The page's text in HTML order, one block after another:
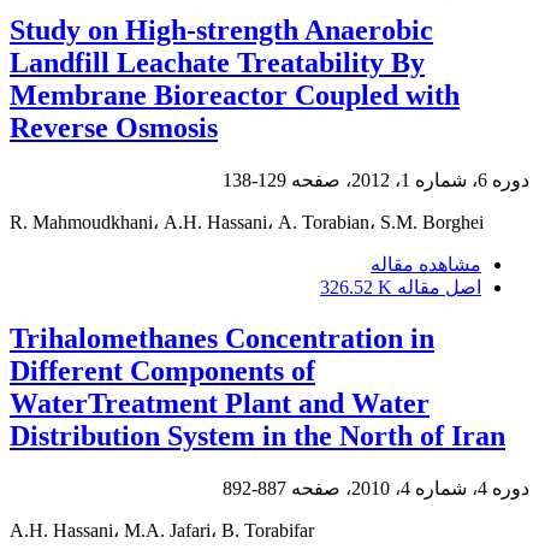
Study on High-strength Anaerobic
Landfill Leachate Treatability By
Membrane Bioreactor Coupled with
Reverse Osmosis
دوره 6، شماره 1، 2012، صفحه 129-138
R. Mahmoudkhani، A.H. Hassani، A. Torabian، S.M. Borghei
مشاهده مقاله
اصل مقاله 326.52 K
Trihalomethanes Concentration in
Different Components of
WaterTreatment Plant and Water
Distribution System in the North of Iran
دوره 4، شماره 4، 2010، صفحه 887-892
A.H. Hassani، M.A. Jafari، B. Torabifar